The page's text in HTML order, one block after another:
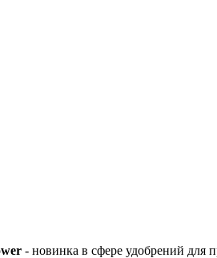
- новинка в сфере удобрений для